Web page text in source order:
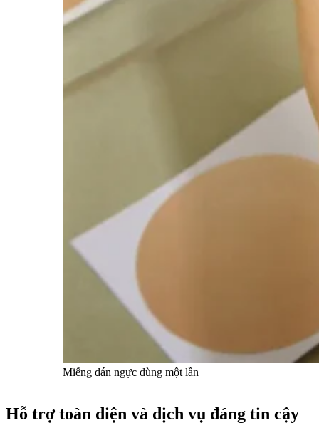
Miếng dán ngực dùng một lần
Hỗ trợ toàn diện và dịch vụ đáng tin cậy